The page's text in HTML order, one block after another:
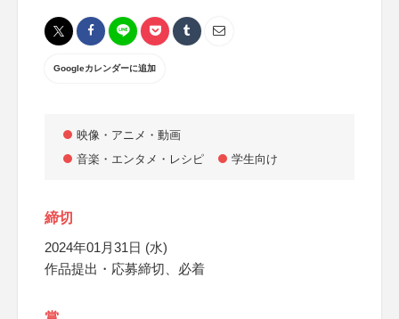
Googleカレンダーに追加
映像・アニメ・動画
音楽・エンタメ・レシピ
学生向け
締切
2024年01月31日 (水)
作品提出・応募締切、必着